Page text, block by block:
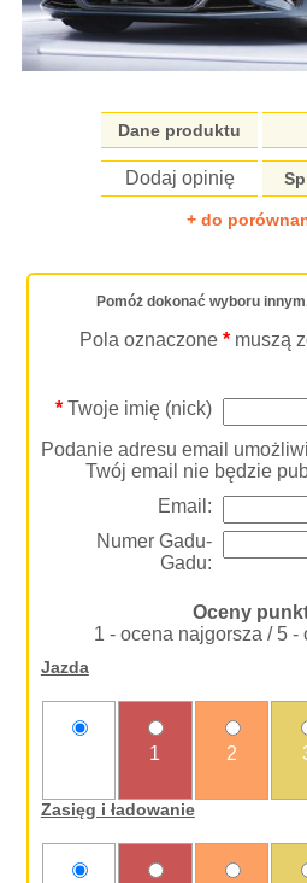
Dane produktu
Dodaj opinię
+ do
Pomóż dokonać wyboru
Pola oznaczone * muszą
*Twoje imię (nick)
Podanie adresu email
Twój email nie będzie
Email:
Numer Gadu-
Gadu:
Oceny
1 - ocena najgorsza / 5 -
Jazda
1 2
Zasięg i ładowanie